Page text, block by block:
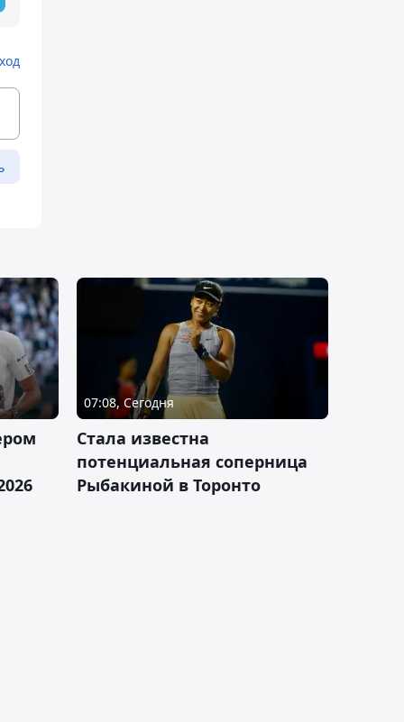
07:08, Сегодня
Cтала известна
потенциальная соперница
Рыбакиной в Торонто